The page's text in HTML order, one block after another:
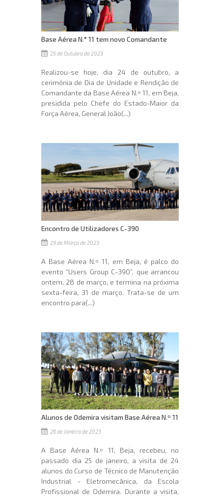
Base Aérea N.° 11 tem novo Comandante
25 de Outubro de 2023
Realizou-se hoje, dia 24 de outubro, a
cerimónia de Dia de Unidade e Rendição de
Comandante da Base Aérea N.º 11, em Beja,
presidida pelo Chefe do Estado-Maior da
Força Aérea, General João(...)
Encontro de Utilizadores C-390
29 de Março de 2023
A Base Aérea N.º 11, em Beja, é palco do
evento “Users Group C-390”, que arrancou
ontem, 28 de março, e termina na próxima
sexta-feira, 31 de março. Trata-se de um
encontro para(...)
Alunos de Odemira visitam Base Aérea N.º 11
26 de Janeiro de 2023
A Base Aérea N.º 11, Beja, recebeu, no
passado dia 25 de janeiro, a visita de 24
alunos do Curso de Técnico de Manutenção
Industrial - Eletromecânica, da Escola
Profissional de Odemira. Durante a visita,